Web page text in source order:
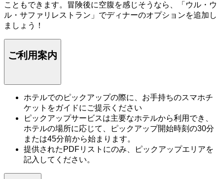
こともできます。冒険後に空腹を感じそうなら、「ウル・ウ
ル・サファリレストラン」でディナーのオプションを追加し
ましょう！
ご利用案内
ホテルでのピックアップの際に、お手持ちのスマホチ
ケットをガイドにご提示ください
ピックアップサービスは主要なホテルから利用でき、
ホテルの場所に応じて、ピックアップ開始時刻の30分
または45分前から始まります。
提供されたPDFリストにのみ、ピックアップエリアを
記入してください。